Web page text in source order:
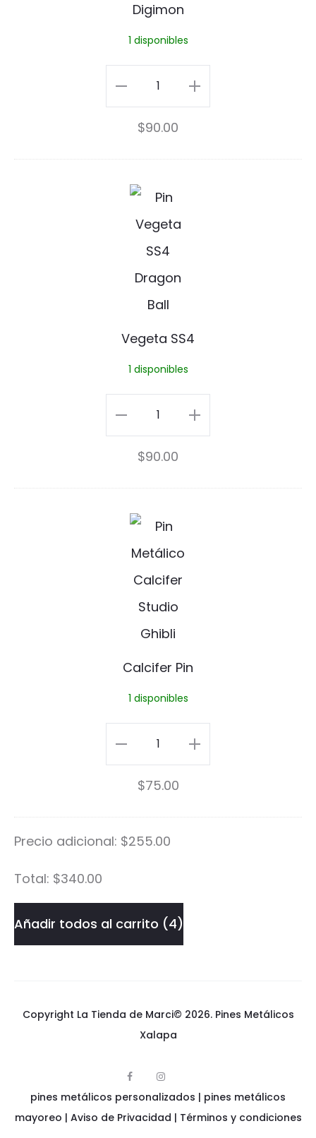
o
Digimon
1 disponibles
Digimon
cantidad
$90.00
V
e
g
e
t
S
Vegeta SS4
1 disponibles
Vegeta
SS4
cantidad
$90.00
C
a
l
c
i
r
i
n
Calcifer Pin
1 disponibles
Calcifer
Pin
cantidad
$75.00
Precio adicional: $255.00
Total: $340.00
Añadir todos al carrito 4
Copyright La Tienda de Marci© 2026.Pines Metálicos
Xalapa
c
b
s
a
i
e
pines metálicos personalizados | pines metálicos
mayoreo | Aviso de Privacidad | Términos y condiciones